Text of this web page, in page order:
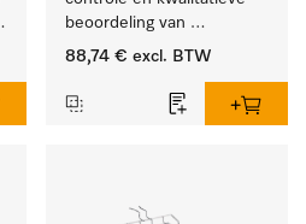
beoordeling van
eventuele proteïneresten.
88,74 € excl. BTW